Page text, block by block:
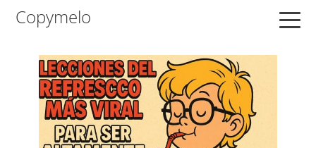
Saltar
navegación
principal
Saltar
contenido
principal
Saltar
principal
Copymelo